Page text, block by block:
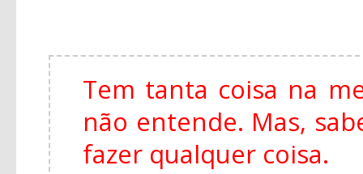
Tem tanta coisa na
não entende. Mas,
fazer qualquer coisa.